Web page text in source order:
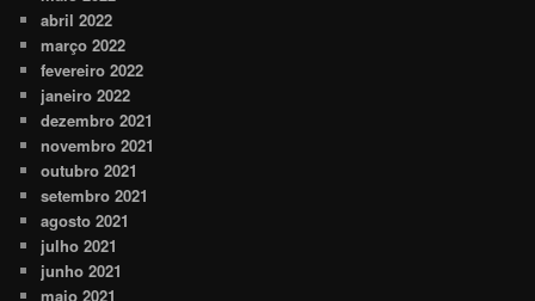
abril 2022
março 2022
fevereiro 2022
janeiro 2022
dezembro 2021
novembro 2021
outubro 2021
setembro 2021
agosto 2021
julho 2021
junho 2021
maio 2021